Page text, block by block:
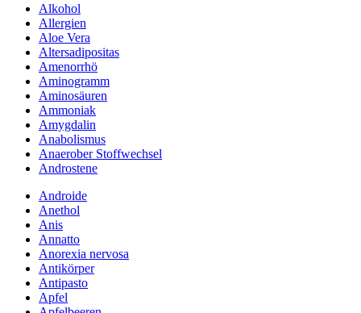
Alkohol
Allergien
Aloe Vera
Altersadipositas
Amenorrhö
Aminogramm
Aminosäuren
Ammoniak
Amygdalin
Anabolismus
Anaerober Stoffwechsel
Androstene
Androide
Anethol
Anis
Annatto
Anorexia nervosa
Antikörper
Antipasto
Apfel